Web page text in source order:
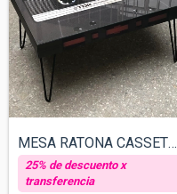
MESA RATONA CASSETTE - PINKFLOYD v01